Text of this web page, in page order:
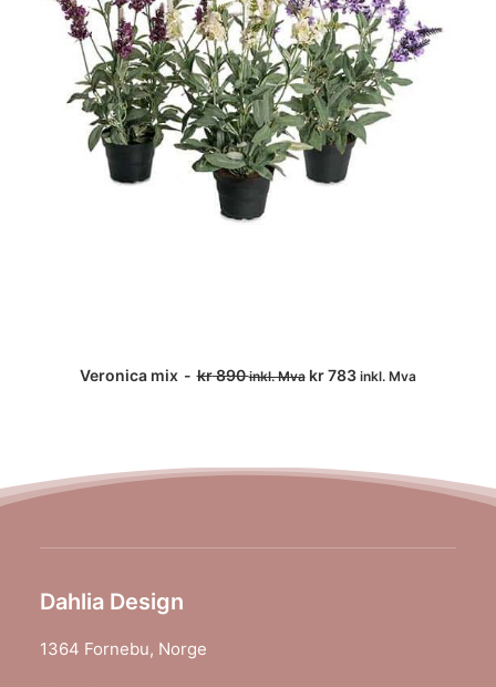
Veronica mix kr890 inkl. Mva kr783 inkl. Mva
Dahlia Design
1364 Fornebu, Norge